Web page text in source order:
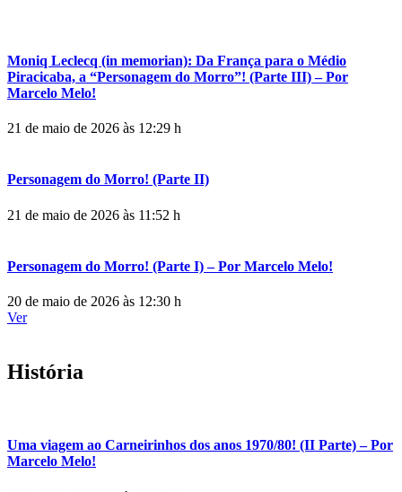
Moniq Leclecq (in memorian): Da França para o Médio
Piracicaba, a “Personagem do Morro”! (Parte III) – Por
Marcelo Melo!
21 de maio de 2026 às 12:29 h
Personagem do Morro! (Parte II)
21 de maio de 2026 às 11:52 h
Personagem do Morro! (Parte I) – Por Marcelo Melo!
20 de maio de 2026 às 12:30 h
Ver
História
Uma viagem ao Carneirinhos dos anos 1970/80! (II Parte) – Por
Marcelo Melo!